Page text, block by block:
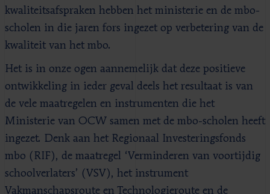
kwaliteitsafspraken hebben het ministerie en de mbo-
scholen in die jaren fors ingezet op verbetering van de
kwaliteit van het mbo.
Het is in onze ogen aannemelijk dat deze positieve
ontwikkeling in ieder geval deels het resultaat is van
de vele maatregelen en instrumenten die het
Ministerie van OCW samen met de mbo-scholen heeft
ingezet. Denk aan het Regionaal Investeringsfonds
mbo (RIF), de maatregel ‘Verminderen van voortijdig
schoolverlaters’ (VSV), het instrument
Vakmanschapsroute en Technologieroute en de